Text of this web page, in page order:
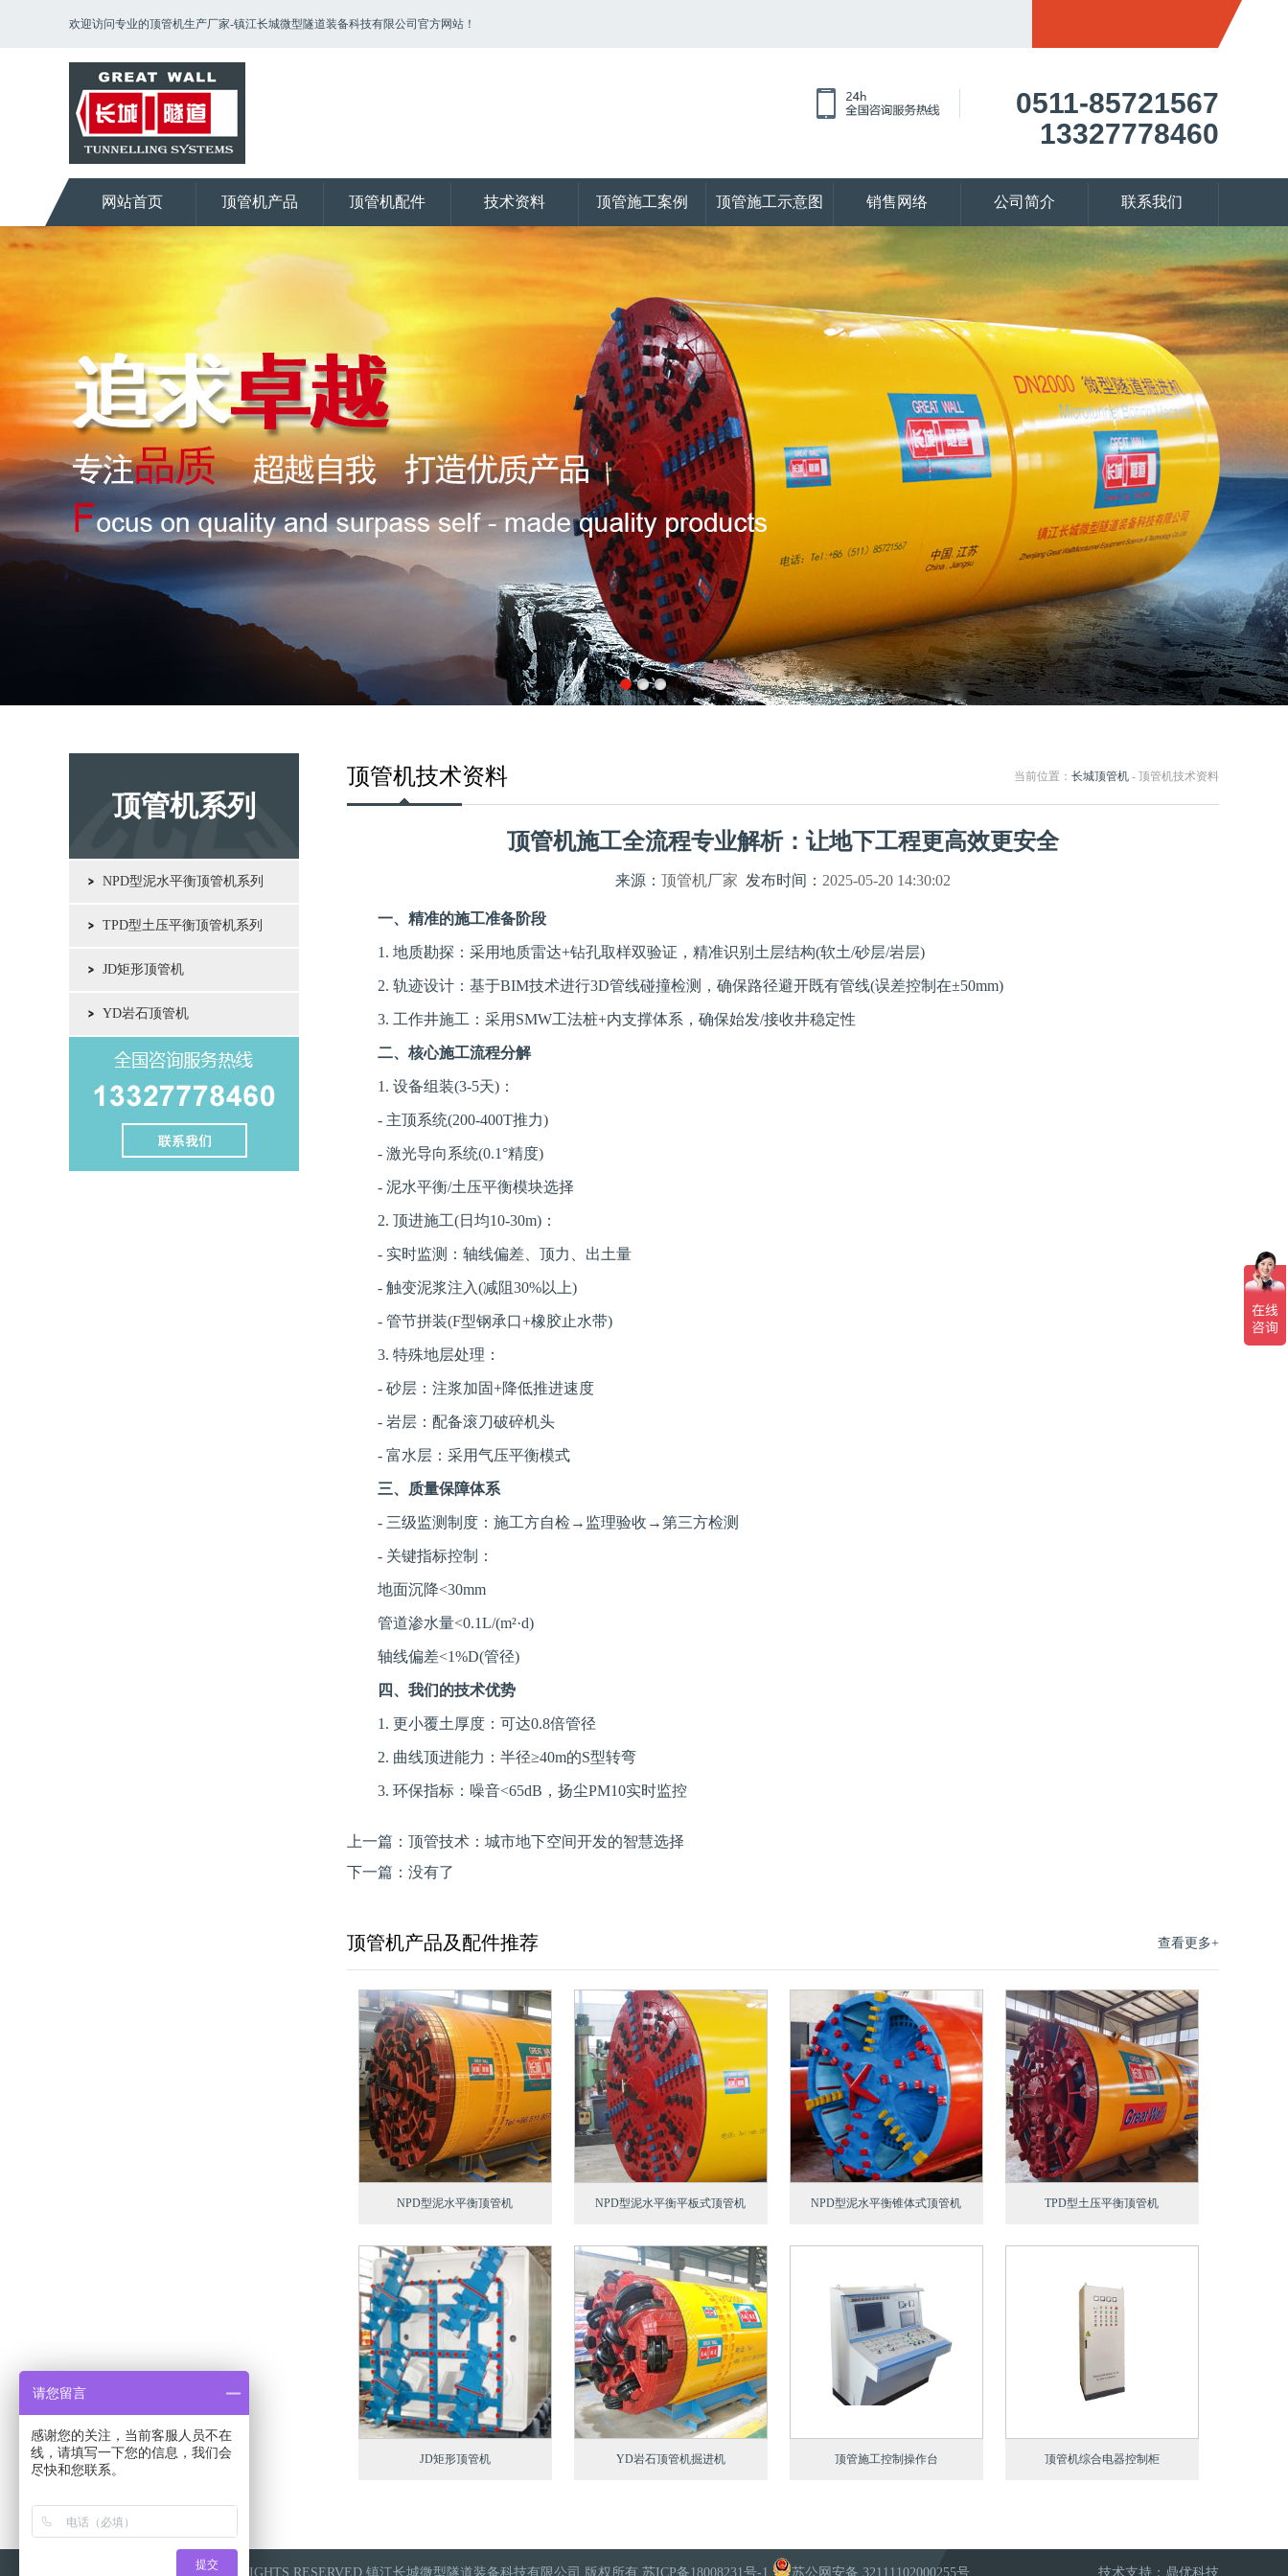
欢迎访问专业的顶管机生产厂家-镇江长城微型隧道装备科技有限公司官方网站！
0511-85721567
13327778460
网站首页 顶管机产品 顶管机配件 技术资料 顶管施工案例 顶管施工示意图 销售网络 公司简介 联系我们
顶管机系列
NPD型泥水平衡顶管机系列
TPD型土压平衡顶管机系列
JD矩形顶管机
YD岩石顶管机
顶管机技术资料 当前位置： 长城顶管机 - 顶管机技术资料
顶管机施工全流程专业解析：让地下工程更高效更安全
来源： 顶管机厂家 发布时间： 2025-05-20 14:30:02
一、精准的施工准备阶段
1. 地质勘探：采用地质雷达+钻孔取样双验证，精准识别土层结构(软土/砂层/岩层)
2. 轨迹设计：基于BIM技术进行3D管线碰撞检测，确保路径避开既有管线(误差控制在±50mm)
3. 工作井施工：采用SMW工法桩+内支撑体系，确保始发/接收井稳定性
二、核心施工流程分解
1. 设备组装(3-5天)：
- 主顶系统(200-400T推力)
- 激光导向系统(0.1°精度)
- 泥水平衡/土压平衡模块选择
2. 顶进施工(日均10-30m)：
- 实时监测：轴线偏差、顶力、出土量
- 触变泥浆注入(减阻30%以上)
- 管节拼装(F型钢承口+橡胶止水带)
3. 特殊地层处理：
- 砂层：注浆加固+降低推进速度
- 岩层：配备滚刀破碎机头
- 富水层：采用气压平衡模式
三、质量保障体系
- 三级监测制度：施工方自检→监理验收→第三方检测
- 关键指标控制：
地面沉降<30mm
管道渗水量<0.1L/(m²·d)
轴线偏差<1%D(管径)
四、我们的技术优势
1. 更小覆土厚度：可达0.8倍管径
2. 曲线顶进能力：半径≥40m的S型转弯
3. 环保指标：噪音<65dB，扬尘PM10实时监控
上一篇： 顶管技术：城市地下空间开发的智慧选择
下一篇：没有了
顶管机产品及配件推荐 查看更多+
NPD型泥水平衡顶管机 NPD型泥水平衡平板式顶管机 NPD型泥水平衡锥体式顶管机 TPD型土压平衡顶管机
JD矩形顶管机 YD岩石顶管机掘进机 顶管施工控制操作台 顶管机综合电器控制柜
COPYRIGHT 2018-2022 ALL RIGHTS RESERVED 镇江长城微型隧道装备科技有限公司 版权所有 苏ICP备18008231号-1 苏公网安备 32111102000255号 技术支持： 鼎优科技
请您留言
感谢您的关注，当前客服人员不在
线，请填写一下您的信息，我们会
尽快和您联系。
提交